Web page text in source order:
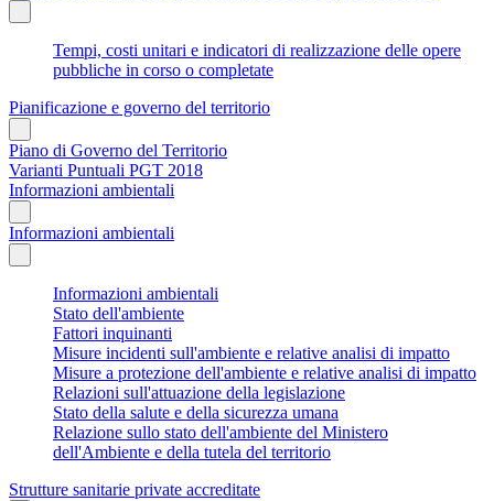
Tempi, costi unitari e indicatori di realizzazione delle opere
pubbliche in corso o completate
Pianificazione e governo del territorio
Piano di Governo del Territorio
Varianti Puntuali PGT 2018
Informazioni ambientali
Informazioni ambientali
Informazioni ambientali
Stato dell'ambiente
Fattori inquinanti
Misure incidenti sull'ambiente e relative analisi di impatto
Misure a protezione dell'ambiente e relative analisi di impatto
Relazioni sull'attuazione della legislazione
Stato della salute e della sicurezza umana
Relazione sullo stato dell'ambiente del Ministero
dell'Ambiente e della tutela del territorio
Strutture sanitarie private accreditate